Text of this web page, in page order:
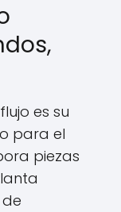
es su
para el
piezas